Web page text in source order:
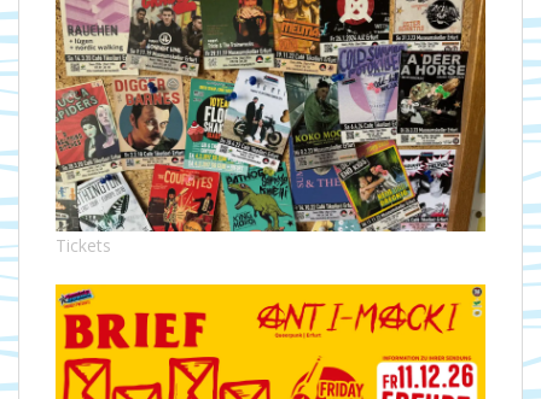
Tickets